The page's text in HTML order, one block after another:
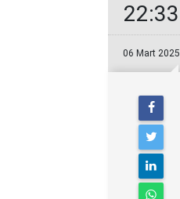
22:33
06 Mart 2025